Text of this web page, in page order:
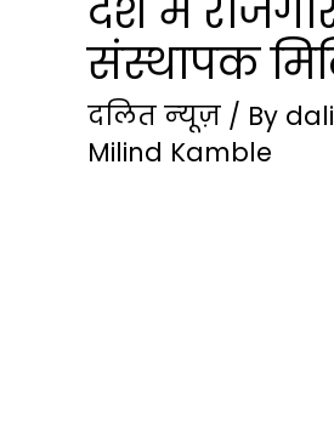
देश में
संस्थापक
दलित न्‍यूज़ / By
Milind Kamble